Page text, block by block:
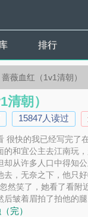
排行
蔷薇血红（1v1清朝）
朝）
15847人读过
很快的我已经写完了
的和宜公主去江南玩
却从许多人口中得知
去，无奈之下，他只
然笑了，她看了看附
后皱着眉拍了拍他的
奥都诧异地低头去看
完）